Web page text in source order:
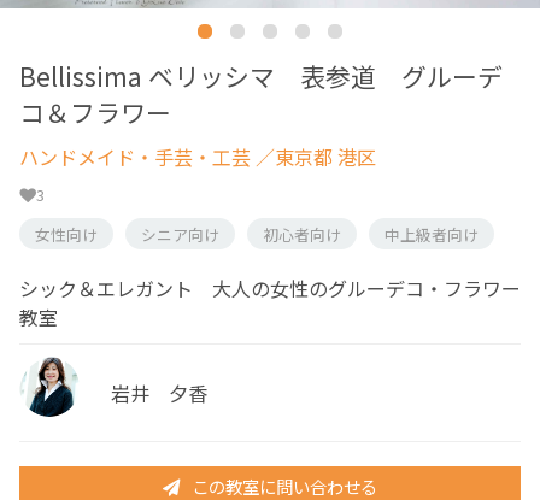
Bellissima ベリッシマ 表参道 グルーデ
コ＆フラワー
ハンドメイド・手芸・工芸 ／東京都 港区
3
女性向け
シニア向け 初心者向け 中上級者向け
シック＆エレガント 大人の女性のグルーデコ・フラワー
教室
岩井 夕香
この教室に問い合わせる